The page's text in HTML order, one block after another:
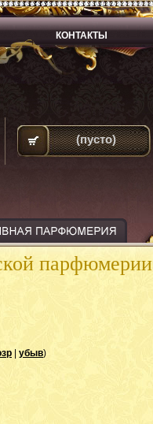
парфюмерии
убыв)
КОНТАКТЫ
(пусто)